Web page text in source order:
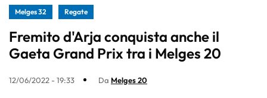
Melges 32 Regate
Fremito d'Arja conquista anche il
Gaeta Grand Prix tra i Melges 20
12/06/2022 - 19:33 Da Melges 20